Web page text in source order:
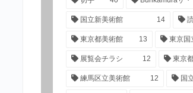
国立新美術館 14
東京都美術館 13 東京国
展覧会チラシ 12 東京
練馬区立美術館 12 国